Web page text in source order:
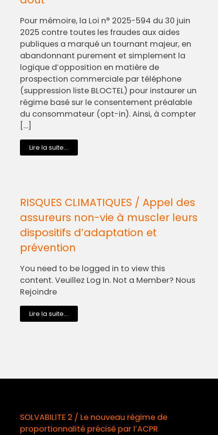
Pour mémoire, la Loi n° 2025-594 du 30 juin
2025 contre toutes les fraudes aux aides
publiques a marqué un tournant majeur, en
abandonnant purement et simplement la
logique d’opposition en matière de
prospection commerciale par téléphone
(suppression liste BLOCTEL) pour instaurer un
régime basé sur le consentement préalable
du consommateur (opt-in). Ainsi, à compter
[…]
Lire la suite...
RISQUES CLIMATIQUES / Appel des
assureurs non-vie à muscler leurs
dispositifs d’adaptation et
prévention
You need to be logged in to view this
content. Veuillez Log In. Not a Member? Nous
Rejoindre
Lire la suite...
SOLVABILITE 2 / Le nouveau régime de
proportionnalité précisé par l’ACPR